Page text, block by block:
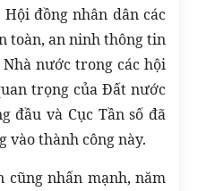
đồng nhân dân các
toàn, an ninh thông tin
nước trong các hội
trọng của Đất nước
đầu và Cục Tần số đã
vào thành công này.
cũng nhấn mạnh, năm